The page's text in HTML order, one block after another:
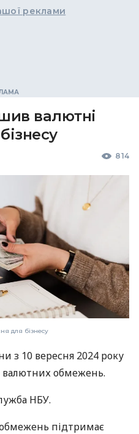
реклами
валютні
814
для бізнесу
з 10 вересня 2024 року
валютних обмежень.
НБУ.
підтримає